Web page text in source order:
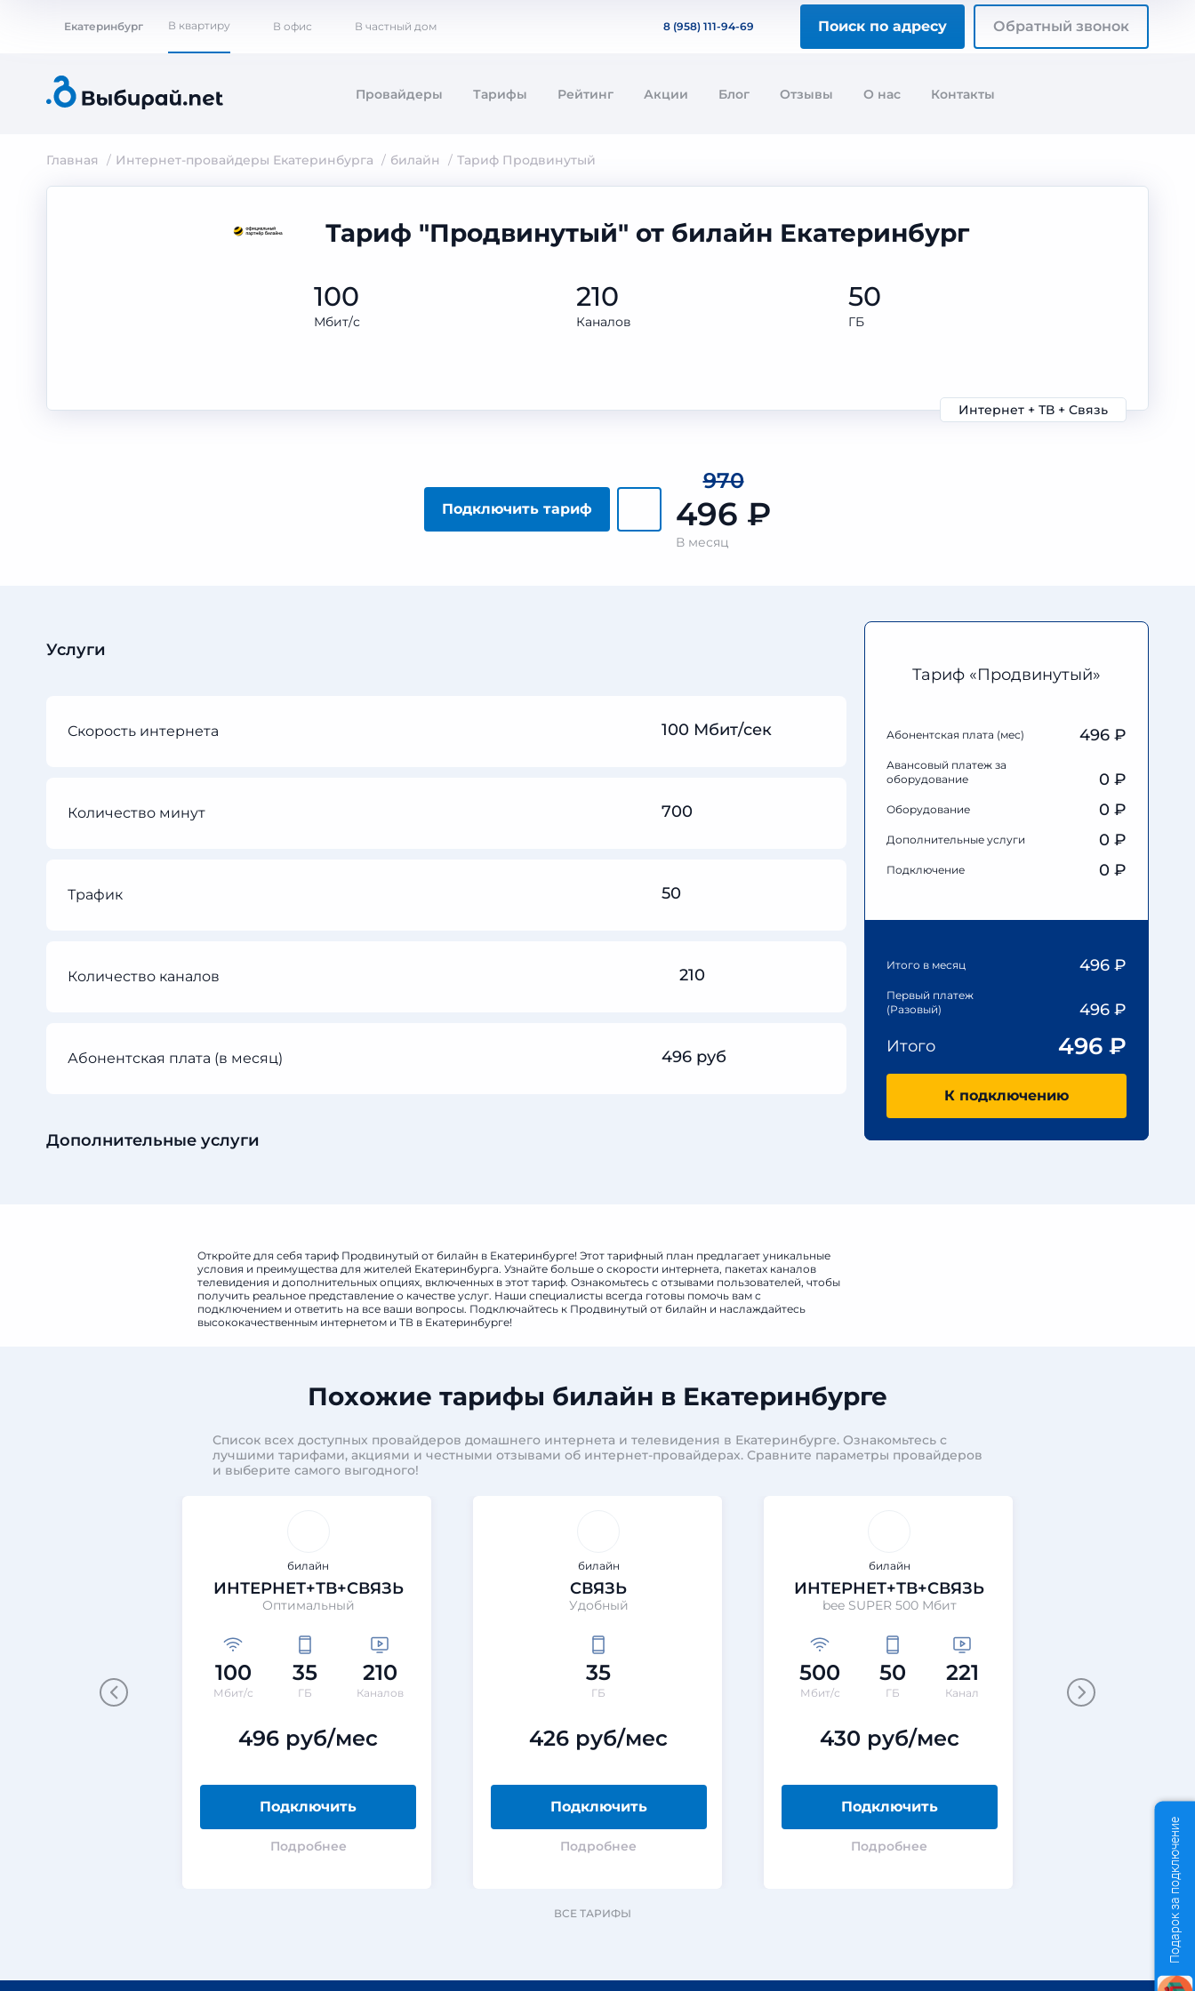
Екатеринбург В квартиру В офис В частный дом 8 (958) 111-94-69 Поиск по адресу Обратный звонок
Провайдеры Тарифы Рейтинг Акции Блог Отзывы О нас Контакты
Главная Интернет-провайдеры Екатеринбурга билайн Тариф Продвинутый
Тариф "Продвинутый" от билайн Екатеринбург
Интернет + ТВ + Связь
100
Мбит/с
210
Каналов
50
ГБ
Подключить тариф
970
496 ₽
В месяц
Услуги
Скорость интернета 100 Мбит/сек
Количество минут 700
Трафик 50
Количество каналов 210
Абонентская плата (в месяц) 496 руб
Дополнительные услуги
Откройте для себя тариф Продвинутый от билайн в Екатеринбурге! Этот тарифный план предлагает уникальные
условия и преимущества для жителей Екатеринбурга. Узнайте больше о скорости интернета, пакетах каналов
телевидения и дополнительных опциях, включенных в этот тариф. Ознакомьтесь с отзывами пользователей, чтобы
получить реальное представление о качестве услуг. Наши специалисты всегда готовы помочь вам с
подключением и ответить на все ваши вопросы. Подключайтесь к Продвинутый от билайн и наслаждайтесь
высококачественным интернетом и ТВ в Екатеринбурге!
Тариф «Продвинутый»
Абонентская плата (мес) 496 ₽
Авансовый платеж за
оборудование
0 ₽
Оборудование 0 ₽
Дополнительные услуги 0 ₽
Подключение 0 ₽
Итого в месяц 496 ₽
Первый платеж
(Разовый)
496 ₽
Итого
496 ₽
К подключению
Похожие тарифы билайн в Екатеринбурге
Список всех доступных провайдеров домашнего интернета и телевидения в Екатеринбурге. Ознакомьтесь с
лучшими тарифами, акциями и честными отзывами об интернет-провайдерах. Сравните параметры провайдеров
и выберите самого выгодного!
билайн
ИНТЕРНЕТ+ТВ+СВЯЗЬ
Оптимальный
100
Мбит/с
35
ГБ
210
Каналов
496 руб/мес
Подключить
Подробнее
билайн
СВЯЗЬ
Удобный
35
ГБ
426 руб/мес
Подключить
Подробнее
билайн
ИНТЕРНЕТ+ТВ+СВЯЗЬ
bee SUPER 500 Мбит
500
Мбит/с
50
ГБ
221
Канал
430 руб/мес
Подключить
Подробнее
Мбит/с
ВСЕ ТАРИФЫ Подарок за подключение